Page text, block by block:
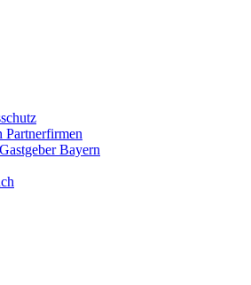
Partnerfirmen
Bayern